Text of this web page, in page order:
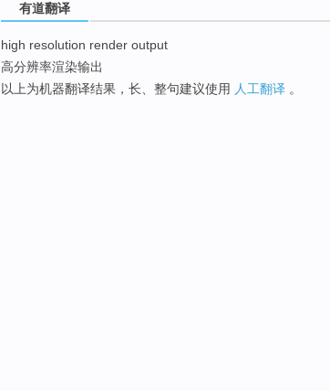
有道翻译
high resolution render output
高分辨率渲染输出
以上为机器翻译结果，长、整句建议使用 人工翻译 。